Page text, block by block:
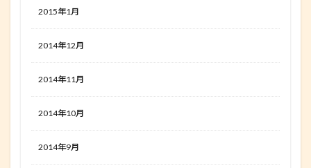
2015年1月
2014年12月
2014年11月
2014年10月
2014年9月